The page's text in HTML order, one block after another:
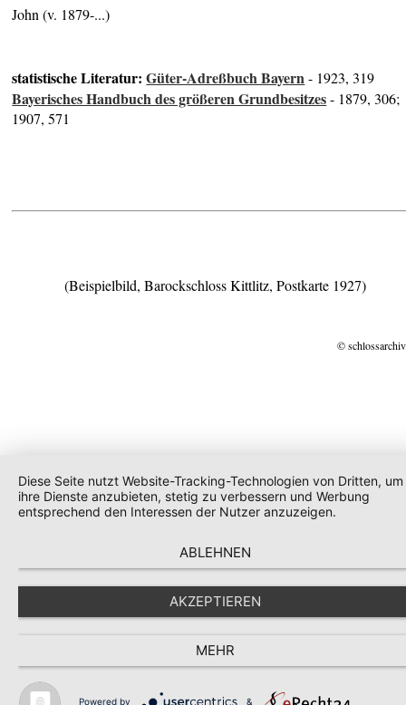
John (v. 1879-...)
statistische Literatur:Güter-Adreßbuch Bayern- 1923, 319
Bayerisches Handbuch des größeren Grundbesitzes- 1879, 306;
1907, 571
(Beispielbild, Barockschloss Kittlitz, Postkarte 1927)
©
Diese Seite nutzt Website-Tracking-Technologien von Dritten, um
ihre Dienste anzubieten, stetig zu verbessern und Werbung
entsprechend den Interessen der Nutzer anzuzeigen.
ABLEHNEN
AKZEPTIEREN
MEHR
Powered by &